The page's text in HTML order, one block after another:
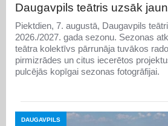
Daugavpils teātris uzsāk
Piektdien, 7. augustā, Daugavpils
2026./2027. gada sezonu. Sezonas
teātra kolektīvs pārrunāja tuvākos
pirmizrādes un citus iecerētos
pulcējās kopīgai sezonas fotogrāfijai.
DAUGAVPILS